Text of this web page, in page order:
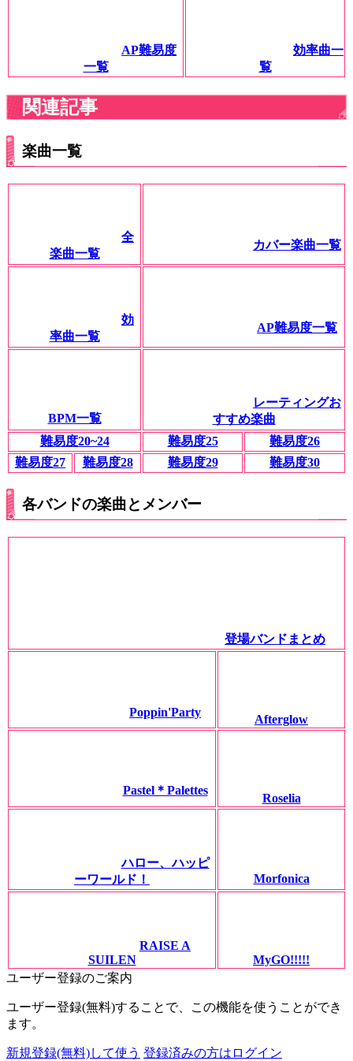
AP難易度
一覧
効率曲一
覧
関連記事
楽曲一覧
全
楽曲一覧
カバー楽曲一覧
効
率曲一覧
AP難易度一覧
BPM一覧
レーティングお
すすめ楽曲
難易度20~24
難易度25
難易度26
難易度27
難易度28 難易度29 難易度30
各バンドの楽曲とメンバー
登場バンドまとめ
Poppin'Party
Afterglow
Pastel＊Palettes
Roselia
ハロー、ハッピ
ーワールド！
Morfonica
RAISE A
SUILEN
MyGO!!!!!
ユーザー登録のご案内
ユーザー登録(無料)することで、この機能を使うことができ
ます。
新規登録(無料)して使う 登録済みの方はログイン